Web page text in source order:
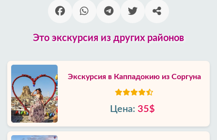
Это экскурсия из других районов
Экскурсия в Каппадокию из Соргуна
Цена: 35$